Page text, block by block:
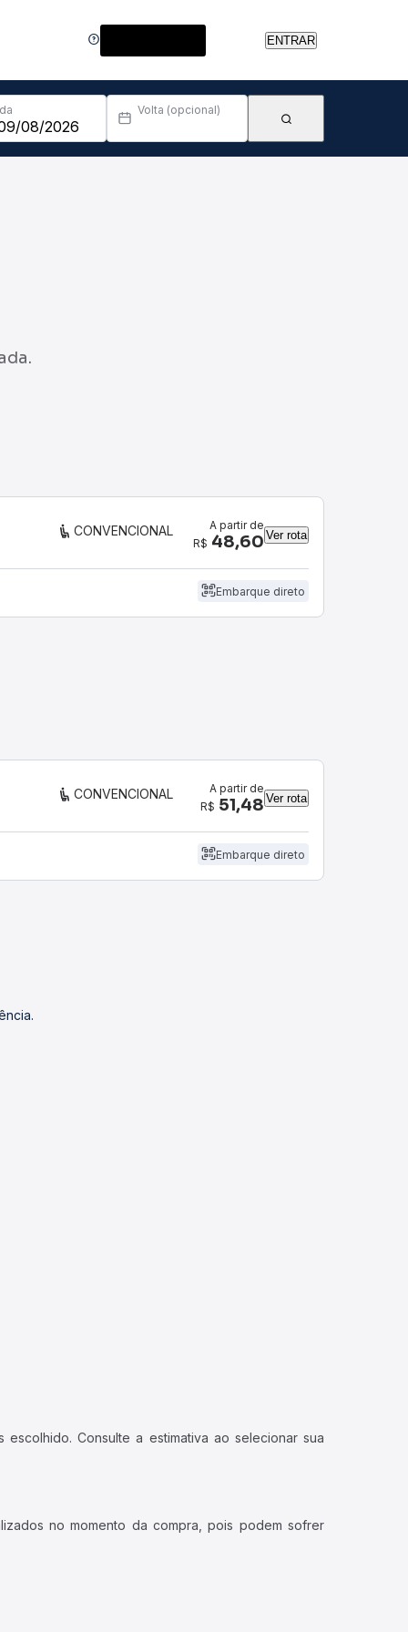
ENTRAR
Volta (opcional)
CONVENCIONAL
A partir de
R$ 48,60 Ver rota
Embarque direto
CONVENCIONAL
A partir de
R$ 51,48 Ver rota
Embarque direto
Consulte a estimativa ao selecionar sua
no momento da compra, pois podem sofrer